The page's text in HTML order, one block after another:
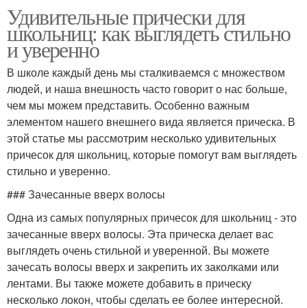
Удивительные прически для
школьниц: как выглядеть стильно
и уверенно
В школе каждый день мы сталкиваемся с множеством
людей, и наша внешность часто говорит о нас больше,
чем мы можем представить. Особенно важным
элементом нашего внешнего вида является прическа. В
этой статье мы рассмотрим несколько удивительных
причесок для школьниц, которые помогут вам выглядеть
стильно и уверенно.
### Зачесанные вверх волосы
Одна из самых популярных причесок для школьниц - это
зачесанные вверх волосы. Эта прическа делает вас
выглядеть очень стильной и уверенной. Вы можете
зачесать волосы вверх и закрепить их заколками или
лентами. Вы также можете добавить в прическу
несколько локон, чтобы сделать ее более интересной.